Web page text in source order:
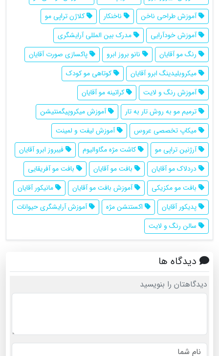
آموزش طراحی ناخن
ناخنکار
کلاژن تراپی مو
آموزش خودآرایی
مدرک بین المللی آرایشگری
رنگ مو آقایان
نانو بروز ابرو
پاکسازی صورت آقایان
میکروبلیدینگ ابرو آقایان
کوتاهی مو کودک
آموزش رنگ و لایت
کراتینه مو آقایان
ترمیم مو به روش تار به تار
آموزش میکروپیگمنتیشن
میکاپ تخصصی عروس
آموزش لیفت و لمینت
آرژنین تراپی مو
کاشت مژه مگاوالیوم
فیبروز ابرو آقایان
دردلاک مو آقایان
بافت مو آقایان
بافت مو آفریقایی
بافت مو مکزیکی
آموزش بافت مو آقایان
مانیکور آقایان
پدیکور آقایان
اکستنشن مژه
آموزش آرایشگری حیوانات
سالن رنگ و لایت
دیدگاه ها
دیدگاهتان را بنویسید